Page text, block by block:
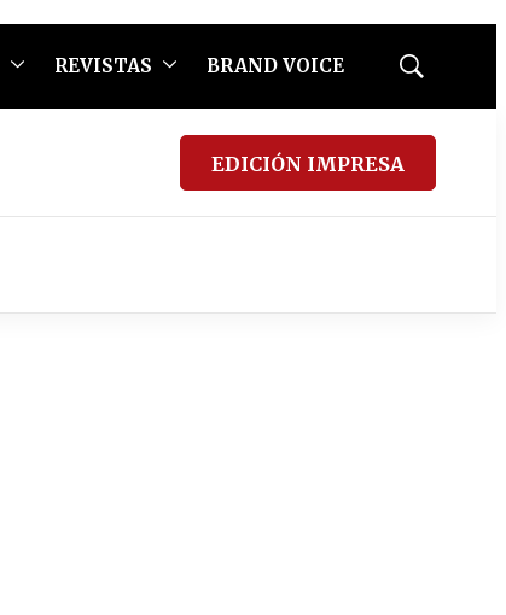
REVISTAS BRAND VOICE
Mostrar
EDICIÓN IMPRESA